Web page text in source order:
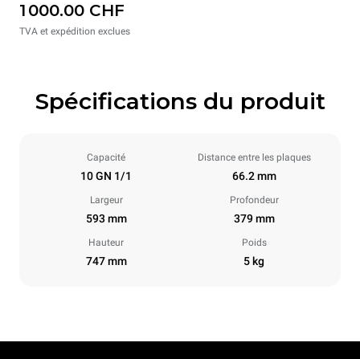
1 000.00 CHF
TVA et expédition exclues
Spécifications du produit
Capacité
10 GN 1/1
Distance entre les plaques
66.2 mm
Largeur
593 mm
Profondeur
379 mm
Hauteur
747 mm
Poids
5 kg